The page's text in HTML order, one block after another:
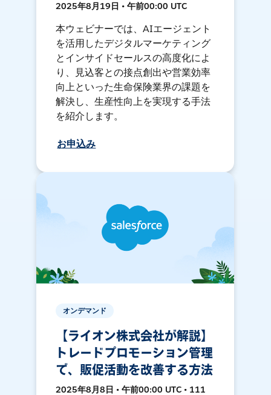
2025年8月19日 • 午前00:00 UTC
本ウェビナーでは、AIエージェント
を活用したデジタルマーケティング
とインサイドセールスの高度化によ
り、見込客との接点創出や営業効率
向上といった生命保険業界の課題を
解決し、生産性向上を実現する手法
を紹介します。
お申込み
オンデマンド
【ライオン株式会社が解説】
トレードプロモーション管理
で、販促活動を改善する方法
2025年8月8日 • 午前00:00 UTC • 111